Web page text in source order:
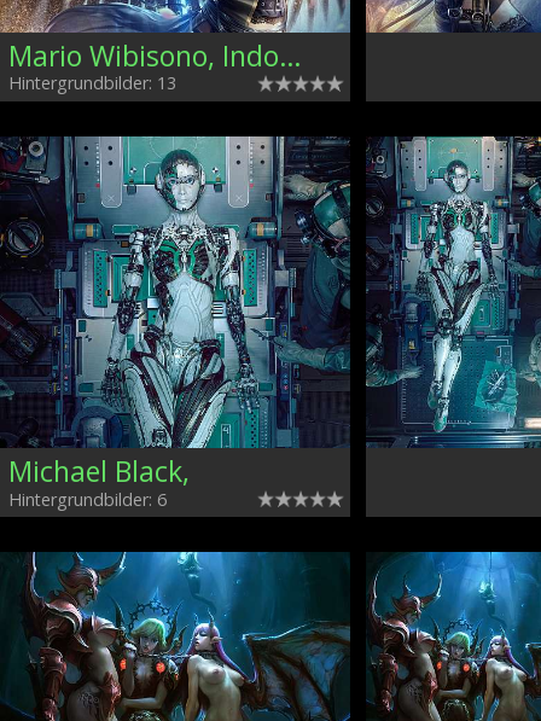
Mario Wibisono, Indonesia
Hintergrundbilder: 13
Michael Black,
Hintergrundbilder: 6